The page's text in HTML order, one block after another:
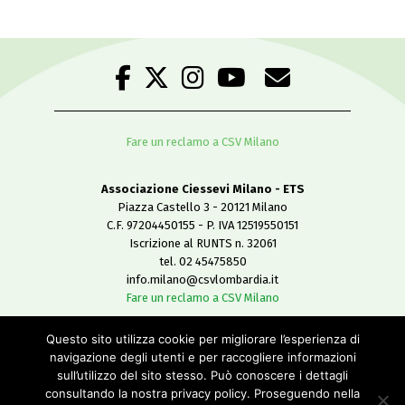
Fare un reclamo a CSV Milano
Associazione Ciessevi Milano - ETS
Piazza Castello 3 - 20121 Milano
C.F. 97204450155 - P. IVA 12519550151
Iscrizione al RUNTS n. 32061
tel. 02 45475850
info.milano@csvlombardia.it
Fare un reclamo a CSV Milano
Copyright 2019
All Rights Reserved
-
Questo sito utilizza cookie per migliorare l’esperienza di
navigazione degli utenti e per raccogliere informazioni
sull’utilizzo del sito stesso. Può conoscere i dettagli
consultando la nostra privacy policy. Proseguendo nella